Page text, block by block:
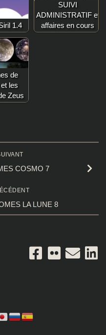
1.4
SUIVI
ADMINISTRATIF et
affaires en cours
de
les
Zeus
COSMO 7
LA LUNE 8